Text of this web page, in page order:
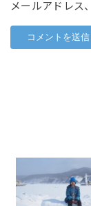
メールアドレス